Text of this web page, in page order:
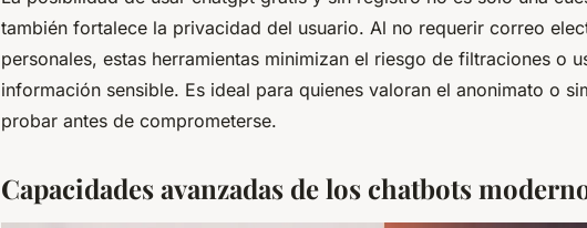
también fortalece la privacidad del usuario. Al no requerir correo
personales, estas herramientas minimizan el riesgo de filtraciones o
información sensible. Es ideal para quienes valoran el anonimato o
probar antes de comprometerse.
Capacidades avanzadas de los chatbots